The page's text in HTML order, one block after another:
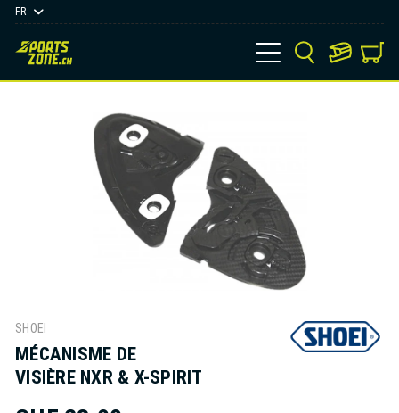
FR
SHOEI
MÉCANISME DE
VISIÈRE NXR & X-SPIRIT